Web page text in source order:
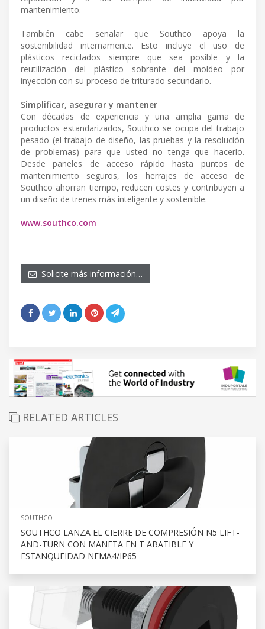
mantenimiento.
También cabe señalar que Southco apoya la
sostenibilidad internamente. Esto incluye el uso de
plásticos reciclados siempre que sea posible y la
reutilización del plástico sobrante del moldeo por
inyección con su proceso de triturado secundario.
Simplificar, asegurar y mantener
Con décadas de experiencia y una amplia gama de
productos estandarizados, Southco se ocupa del trabajo
pesado (el trabajo de diseño, las pruebas y la resolución
de problemas) para que usted no tenga que hacerlo.
Desde paneles de acceso rápido hasta puntos de
mantenimiento seguros, los herrajes de acceso de
Southco ahorran tiempo, reducen costes y contribuyen a
un diseño de trenes más inteligente y sostenible.
www.southco.com
Solicite más información…
RELATED ARTICLES
SOUTHCO
SOUTHCO LANZA EL CIERRE DE COMPRESIÓN N5 LIFT-
AND-TURN CON MANETA EN T ABATIBLE Y
ESTANQUEIDAD NEMA4/IP65